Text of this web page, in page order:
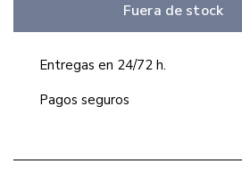
Fuera de stock
Entregas en 24/72 h.
Pagos seguros